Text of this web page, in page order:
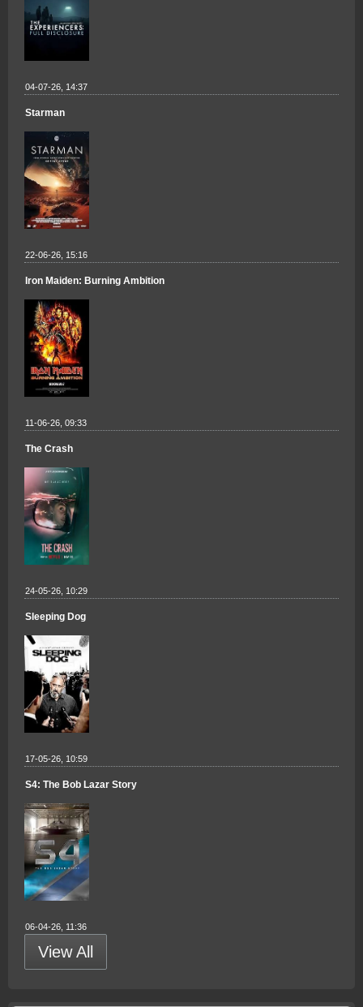
04-07-26, 14:37
Starman
22-06-26, 15:16
Iron Maiden: Burning Ambition
11-06-26, 09:33
The Crash
24-05-26, 10:29
Sleeping Dog
17-05-26, 10:59
S4: The Bob Lazar Story
06-04-26, 11:36
View All